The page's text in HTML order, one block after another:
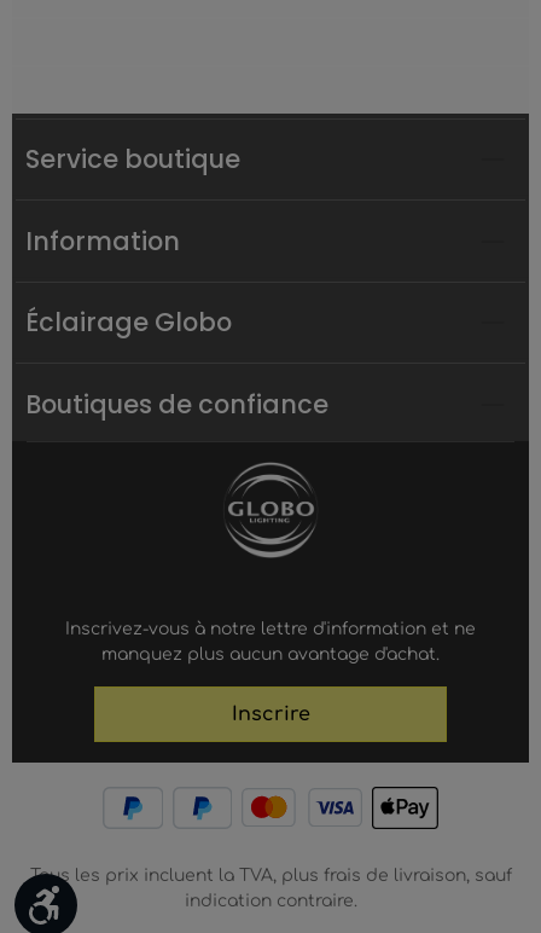
Service boutique
Information
Éclairage Globo
Boutiques de confiance
Inscrivez-vous à notre lettre d'information et ne
manquez plus aucun avantage d'achat.
Inscrire
Tous les prix incluent la TVA, plus frais de livraison, sauf
indication contraire.
Werkzeugleiste anzeigen